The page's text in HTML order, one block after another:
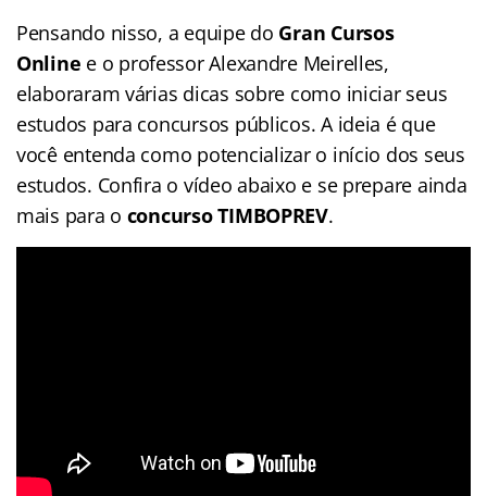
Pensando nisso, a equipe do Gran Cursos
Online e o professor Alexandre Meirelles,
elaboraram várias dicas sobre como iniciar seus
estudos para concursos públicos. A ideia é que
você entenda como potencializar o início dos seus
estudos. Confira o vídeo abaixo e se prepare ainda
mais para o concurso TIMBOPREV.